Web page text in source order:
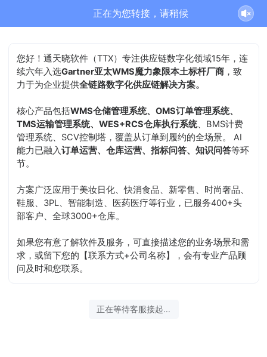
通天晓-售前客服正在为您服务
您好！通天晓软件（TTX）专注供应链数字化领域15年，连
续六年入选Gartner亚太WMS魔力象限本土标杆厂商 ，致
力于为企业提供全链路数字化供应链解决方案。
核心产品包括WMS仓储管理系统、OMS订单管理系统、
TMS运输管理系统、WES+RCS仓库执行系统、BMS计费
管理系统、SCV控制塔，覆盖从订单到履约的全场景。 AI
能力已融入订单运营、仓库运营、指标问答、知识问答等环
节。
方案广泛应用于美妆日化、快消食品、新零售、时尚奢品、
鞋服、3PL、智能制造、医药医疗等行业，已服务400+头
部客户、全球3000+仓库。
如果您有意了解软件及服务，可直接描述您的业务场景和需
求，或留下您的【联系方式+公司名称】，会有专业产品顾
问及时和您联系。
2026-08-06 13:06:36 开始沟通